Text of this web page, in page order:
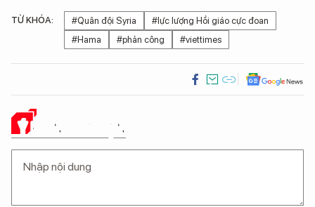
TỪ KHÓA: #Quân đội Syria
#lực lượng Hồi giáo cực đoan
#Hama
#phản công #viettimes
Ý KIẾN CỦA BẠN